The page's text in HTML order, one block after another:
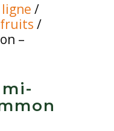
/
fruits /
–